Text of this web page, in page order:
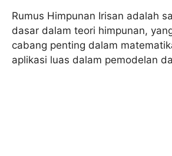
Rumus Himpunan Irisan adalah
dasar dalam teori himpunan,
cabang penting dalam
aplikasi luas dalam pemodelan